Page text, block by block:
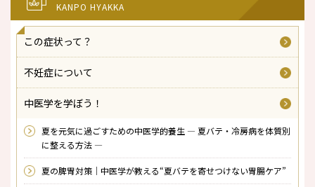
KANPO HYAKKA
この症状って？
不妊症について
中医学を学ぼう！
夏を元気に過ごすための中医学的養生 ― 夏バテ・冷房病を体質別
に整える方法 ―
夏の脾胃対策｜中医学が教える“夏バテを寄せつけない胃腸ケア”